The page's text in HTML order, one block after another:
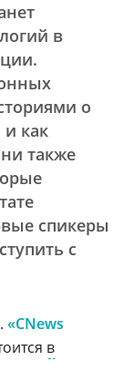
в
о
как
также
спикеры
с
«CNews
в